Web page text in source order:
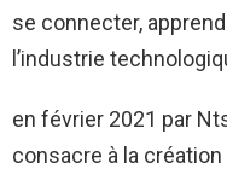
se connecter,
l’industrie
en février 2021 par
consacre à la création